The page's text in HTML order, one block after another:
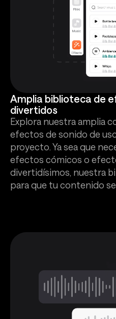
Amplia biblioteca de
divertidos
Explora nuestra amplia
efectos de sonido de
proyecto. Ya sea que
efectos cómicos o
divertidísimos, nuestra
para que tu contenido